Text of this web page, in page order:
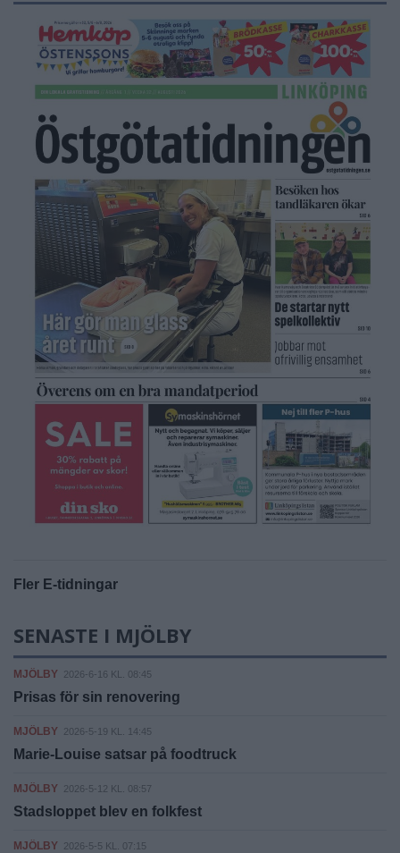
Fler E-tidningar
SENASTE I MJÖLBY
MJÖLBY 2026-6-16 KL. 08:45
Prisas för sin renovering
MJÖLBY 2026-5-19 KL. 14:45
Marie-Louise satsar på foodtruck
MJÖLBY 2026-5-12 KL. 08:57
Stadsloppet blev en folkfest
MJÖLBY 2026-5-5 KL. 07:15